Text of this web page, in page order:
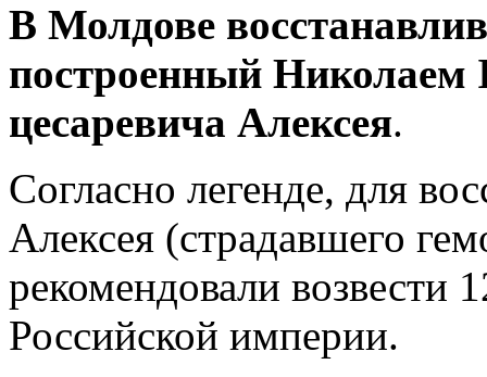
В Молдове
построенный Николаем
цесаревича Алексея.
Согласно легенде, для
Алексея (страдавшего
рекомендовали возвести
Российской империи.